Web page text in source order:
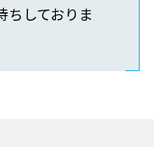
ちしておりま